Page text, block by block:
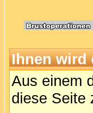
Ihnen wird
Aus einem
diese Seite